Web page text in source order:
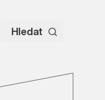
Hledat